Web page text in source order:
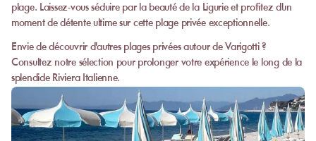
plage. Laissez-vous séduire par la beauté de la Ligurie et profitez d'un
moment de détente ultime sur cette plage privée exceptionnelle.
Envie de découvrir d'autres plages privées autour de Varigotti ?
Consultez notre sélection pour prolonger votre expérience le long de la
splendide Riviera Italienne.